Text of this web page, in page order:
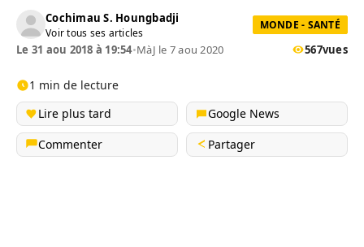
Cochimau S. Houngbadji
Voir tous ses articles
MONDE - SANTÉ
Le 31 aou 2018 à 19:54•MàJ le 7 aou 2020 567vues
1 min de lecture
Lire plus tard
Google News
Commenter
Partager